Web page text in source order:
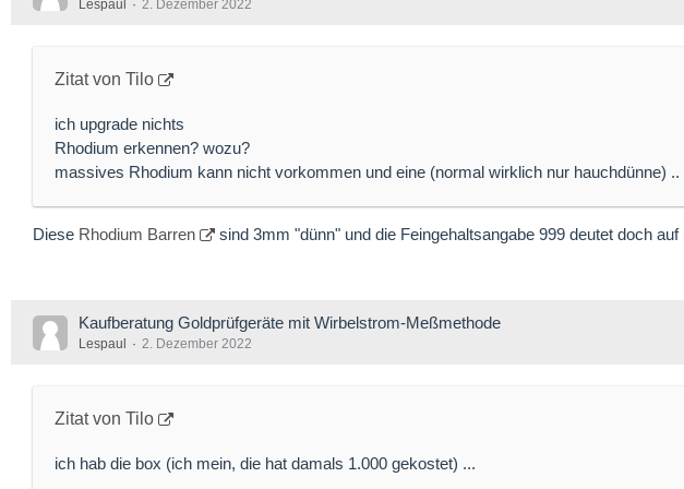
Lespaul 2. Dezember 2022
Zitat von Tilo
ich upgrade nichts
Rhodium erkennen? wozu?
massives Rhodium kann nicht vorkommen und eine (normal wirklich nur hauchdünne) ..
Diese Rhodium Barren sind 3mm "dünn" und die Feingehaltsangabe 999 deutet doch
Kaufberatung Goldprüfgeräte mit Wirbelstrom-Meßmethode
Lespaul 2. Dezember 2022
Zitat von Tilo
ich hab die box (ich mein, die hat damals 1.000 gekostet) ...